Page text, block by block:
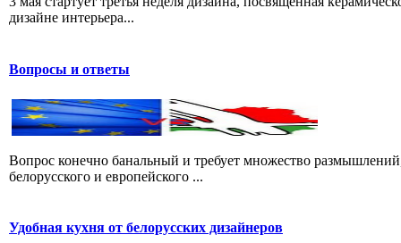
дизайне интерьера...
Вопросы и ответы
Вопрос конечно банальный и требует множество
белорусского и европейского ...
Удобная кухня от белорусских дизайнеров